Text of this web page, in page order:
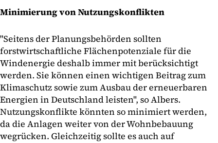
Minimierung von Nutzungskonflikten
"Seitens der Planungsbehörden sollten
forstwirtschaftliche Flächenpotenziale für die
Windenergie deshalb immer mit berücksichtigt
werden. Sie können einen wichtigen Beitrag zum
Klimaschutz sowie zum Ausbau der erneuerbaren
Energien in Deutschland leisten", so Albers.
Nutzungskonflikte könnten so minimiert werden,
da die Anlagen weiter von der Wohnbebauung
wegrücken. Gleichzeitig sollte es auch auf